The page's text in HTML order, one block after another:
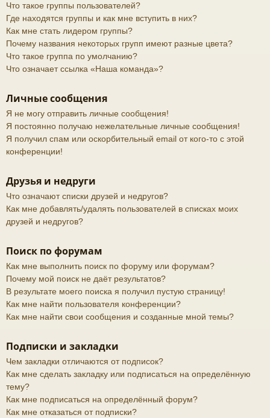
Что такое группы пользователей?
Где находятся группы и как мне вступить в них?
Как мне стать лидером группы?
Почему названия некоторых групп имеют разные цвета?
Что такое группа по умолчанию?
Что означает ссылка «Наша команда»?
Личные сообщения
Я не могу отправить личные сообщения!
Я постоянно получаю нежелательные личные сообщения!
Я получил спам или оскорбительный email от кого-то с этой
конференции!
Друзья и недруги
Что означают списки друзей и недругов?
Как мне добавлять/удалять пользователей в списках моих
друзей и недругов?
Поиск по форумам
Как мне выполнить поиск по форуму или форумам?
Почему мой поиск не даёт результатов?
В результате моего поиска я получил пустую страницу!
Как мне найти пользователя конференции?
Как мне найти свои сообщения и созданные мной темы?
Подписки и закладки
Чем закладки отличаются от подписок?
Как мне сделать закладку или подписаться на определённую
тему?
Как мне подписаться на определённый форум?
Как мне отказаться от подписки?